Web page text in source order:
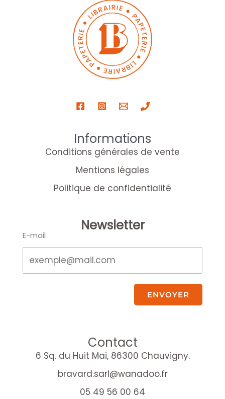
Informations
Conditions générales de vente
Mentions légales
Politique de confidentialité
Newsletter
E-mail
ENVOYER
Contact
6 Sq. du Huit Mai, 86300 Chauvigny.
bravard.sarl@wanadoo.fr
05 49 56 00 64